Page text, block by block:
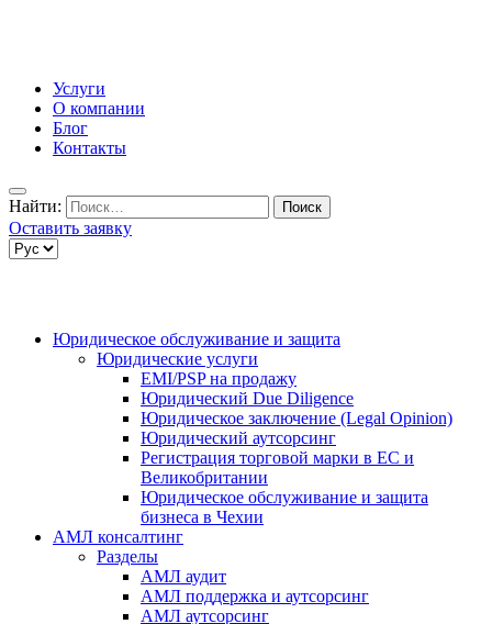
Услуги
О компании
Блог
Контакты
Найти:
Оставить заявку
Юридическое обслуживание и защита
Юридические услуги
EMI/PSP на продажу
Юридический Due Diligence
Юридическое заключение (Legal Opinion)
Юридический аутсорсинг
Регистрация торговой марки в ЕС и
Великобритании
Юридическое обслуживание и защита
бизнеса в Чехии
АМЛ консалтинг
Разделы
АМЛ аудит
АМЛ поддержка и аутсорсинг
АМЛ аутсорсинг